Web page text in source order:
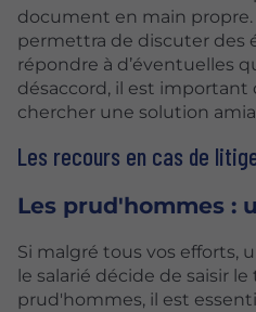
document en main
permettra de discuter des
répondre à d’éventuelles
désaccord, il est important
chercher une solution
Les recours en cas de
Les prud'hommes :
Si malgré tous vos efforts,
le salarié décide de saisir
prud'hommes, il est